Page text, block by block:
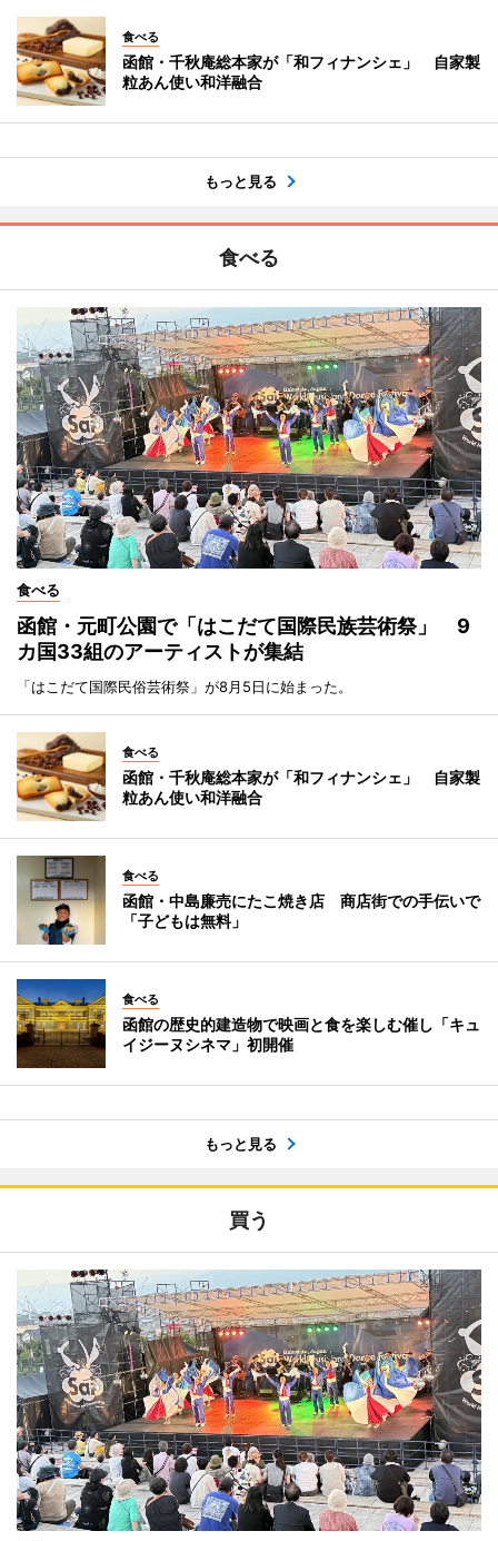
食べる
函館・千秋庵総本家が「和フィナンシェ」 自家製
粒あん使い和洋融合
もっと見る
食べる
食べる
函館・元町公園で「はこだて国際民族芸術祭」 9
カ国33組のアーティストが集結
「はこだて国際民俗芸術祭」が8月5日に始まった。
食べる
函館・千秋庵総本家が「和フィナンシェ」 自家製
粒あん使い和洋融合
食べる
函館・中島廉売にたこ焼き店 商店街での手伝いで
「子どもは無料」
食べる
函館の歴史的建造物で映画と食を楽しむ催し「キュ
イジーヌシネマ」初開催
もっと見る
買う